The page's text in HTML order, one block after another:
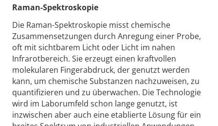
Raman-Spektroskopie
Die Raman-Spektroskopie misst chemische
Zusammensetzungen durch Anregung einer Probe,
oft mit sichtbarem Licht oder Licht im nahen
Infrarotbereich. Sie erzeugt einen kraftvollen
molekularen Fingerabdruck, der genutzt werden
kann, um chemische Substanzen nachzuweisen, zu
quantifizieren und zu überwachen. Die Technologie
wird im Laborumfeld schon lange genutzt, ist
inzwischen aber auch eine etablierte Lösung für ein